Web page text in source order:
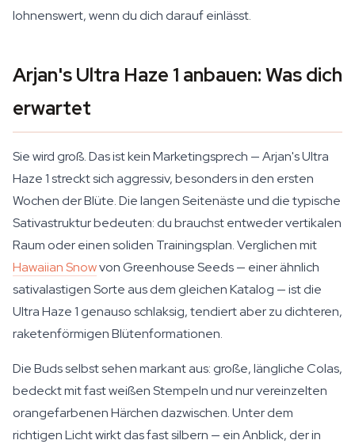
lohnenswert, wenn du dich darauf einlässt.
Arjan's Ultra Haze 1 anbauen: Was dich
erwartet
Sie wird groß. Das ist kein Marketingsprech — Arjan's Ultra
Haze 1 streckt sich aggressiv, besonders in den ersten
Wochen der Blüte. Die langen Seitenäste und die typische
Sativastruktur bedeuten: du brauchst entweder vertikalen
Raum oder einen soliden Trainingsplan. Verglichen mit
Hawaiian Snowvon Greenhouse Seeds — einer ähnlich
sativalastigen Sorte aus dem gleichen Katalog — ist die
Ultra Haze 1 genauso schlaksig, tendiert aber zu dichteren,
raketenförmigen Blütenformationen.
Die Buds selbst sehen markant aus: große, längliche Colas,
bedeckt mit fast weißen Stempeln und nur vereinzelten
orangefarbenen Härchen dazwischen. Unter dem
richtigen Licht wirkt das fast silbern — ein Anblick, der in